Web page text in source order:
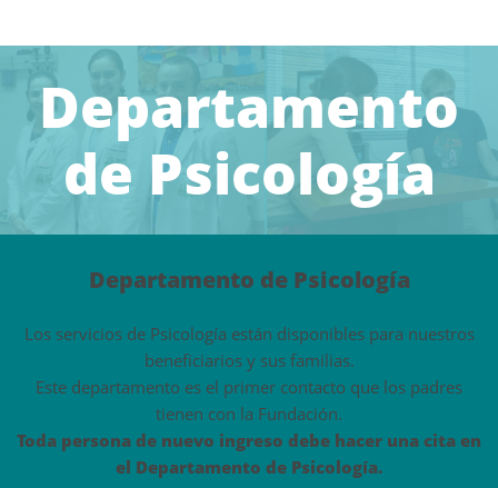
Departamento
de Psicología
Departamento de Psicología
Los servicios de Psicología están disponibles para nuestros
beneficiarios y sus familias.
Este departamento es el primer contacto que los padres
tienen con la Fundación.
Toda persona de nuevo ingreso debe hacer una cita en
el Departamento de Psicología.